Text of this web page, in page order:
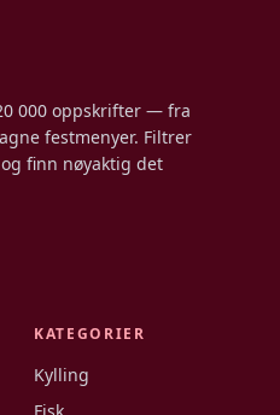
000 oppskrifter — fra
festmenyer. Filtrer
finn nøyaktig det
KATEGORIER
Kylling